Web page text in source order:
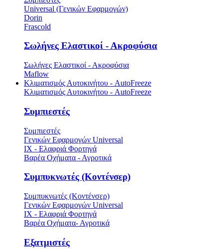
Universal (Γενικών Εφαρμογών)
Dorin
Frascold
Σωλήνες Ελαστικοί - Ακροφύσια
Σωλήνες Ελαστικοί - Ακροφύσια
Maflow
Κλιματισμός Αυτοκινήτου - AutoFreeze
Κλιματισμός Αυτοκινήτου - AutoFreeze
Συμπιεστές
Συμπιεστές
Γενικών Εφαρμογών Universal
ΙΧ - Ελαφριά Φορτηγά
Βαρέα Οχήματα - Αγροτικά
Συμπυκνωτές (Κοντένσερ)
Συμπυκνωτές (Κοντένσερ)
Γενικών Εφαρμογών Universal
ΙΧ - Ελαφριά Φορτηγά
Βαρέα Οχήματα- Αγροτικά
Εξατμιστές